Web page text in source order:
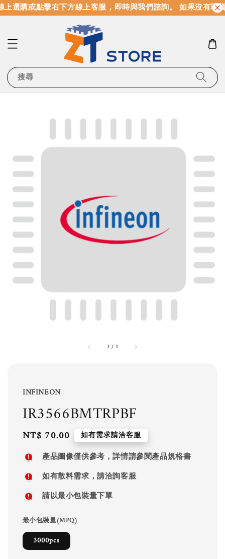
選購或點擊右下方線上客服，即時與我們諮詢。 如果沒有現
搜尋
1 / 1
INFINEON
IR3566BMTRPBF
Regular
price
NT$ 70.00 如有需求請洽客服
產品圖像僅供參考，詳情請參閱產品規格書
如有散料需求，請洽詢客服
請以最小包裝量下單
最小包裝量(MPQ)
3000pcs